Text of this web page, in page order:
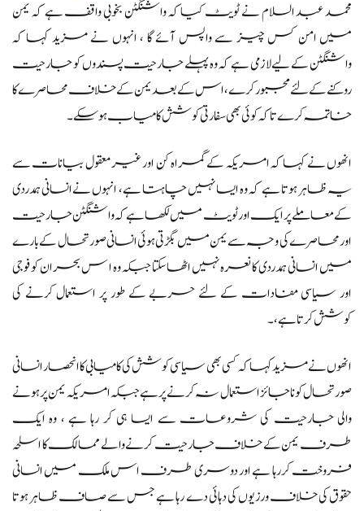
محمد عبد السلام نے ٹویٹ کیا کہ واشنگٹن بخوبی واقف ہے کہ یمن
میں امن کس چیز سے واپس آئے گا ، انہوں نے مزید کہا کہ
واشنگٹن کے لیے لازمی ہے کہ وہ پہلے جارحیت پسندوں کو جارحیت
روکنے کے لئے مجبور کرے ،اس کے بعد یمن کے خلاف محاصرے کا
خاتمہ کرے تاکہ کوئی بھی سفارتی کوشش کامیاب ہو سکے۔
انھوں نے کہا کہ امریکہ کےگمراہ کن اور غیر معقول بیانات سے
یہ ظاہر ہوتا ہے کہ وہ ایسا نہیں چاہتا ہے، انہوں نےانسانی ہمدردی
کے معاملے پر ایک اور ٹویٹ میں لکھا ہے کہ واشنگٹن جارحیت
اور محاصرے کی وجہ سے یمن میں بگڑتی ہوئی انسانی صورتحال کے بارے
میں انسانی ہمدردی کا نعرہ نہیں اٹھا سکتا جبکہ وہ ا س بحران کو فوجی
اور سیاسی مفادات کے لئے حربے کے طور پر استعمال کرنے کی
کوشش کرتا ہے ،۔
انھوں نے مزید کہا کہ کسی بھی سیاسی کوشش کی کامیابی کا انحصار انسانی
صورتحال کو ناجائز استعمال نہ کرنے پر ہے جبکہ امریکہ یمن پر ہونے
والی جارحیت کی شروعات سے ایسا ہی کر رہا ہے ، وہ ایک
طرف یمن کے خلاف جارحیت کرنے والے ممالک کا اسلحہ
فروخت کررہا ہے اور دوسری طرف اس ملک میں انسانی
حقوق کی خلاف ورزیوں کی دہائی دے رہا ہے جس سے صاف ظاہر ہوتا